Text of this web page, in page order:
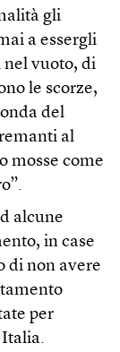
gli
a essergli
vuoto, di
le scorze,
del
al
mosse come
alcune
in case
di non avere
per